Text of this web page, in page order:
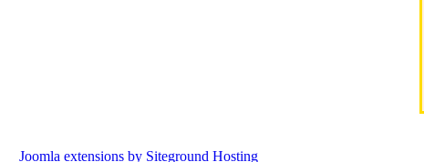
Joomla extensions by Siteground Hosting